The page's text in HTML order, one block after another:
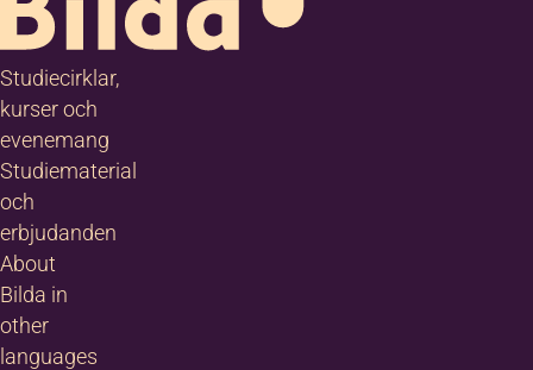
Studiecirklar,
kurser och
evenemang
Studiematerial
och
erbjudanden
About
Bilda in
other
languages